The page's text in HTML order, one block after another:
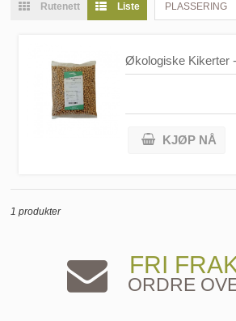
Rutenett Liste PLASSERING
Økologiske Kikerter
KJØP NÅ
1 produkter
FRI
ORDRE